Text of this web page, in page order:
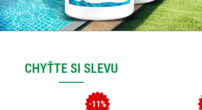
CHYŤTE SI SLEVU
-11%